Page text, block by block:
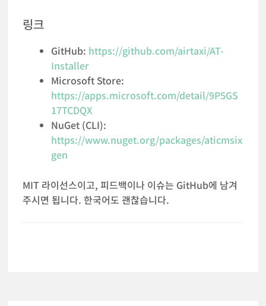
링크
GitHub: https://github.com/airtaxi/AT-
Installer
Microsoft Store:
https://apps.microsoft.com/detail/9P5GS
17TCDQX
NuGet (CLI):
https://www.nuget.org/packages/aticmsix
gen
MIT 라이선스이고, 피드백이나 이슈는 GitHub에 남겨
주시면 됩니다. 한국어도 괜찮습니다.